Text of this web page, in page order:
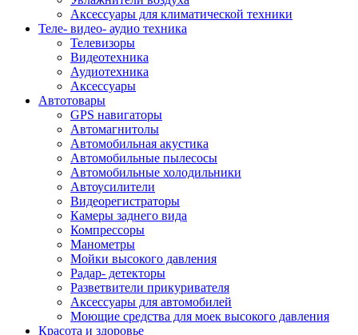
Аксессуары для климатической техники
Теле- видео- аудио техника
Телевизоры
Видеотехника
Аудиотехника
Аксессуары
Автотовары
GPS навигаторы
Автомагнитолы
Автомобильная акустика
Автомобильные пылесосы
Автомобильные холодильники
Автоусилители
Видеорегистраторы
Камеры заднего вида
Компрессоры
Манометры
Мойки высокого давления
Радар- детекторы
Разветвители прикуривателя
Аксессуары для автомобилей
Моющие средства для моек высокого давления
Красота и здоровье